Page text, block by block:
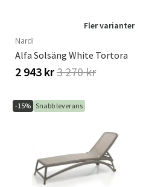
Fler varianter
Nardi
Alfa Solsäng White Tortora
2 943 kr3 270 kr
-15% Snabb leverans